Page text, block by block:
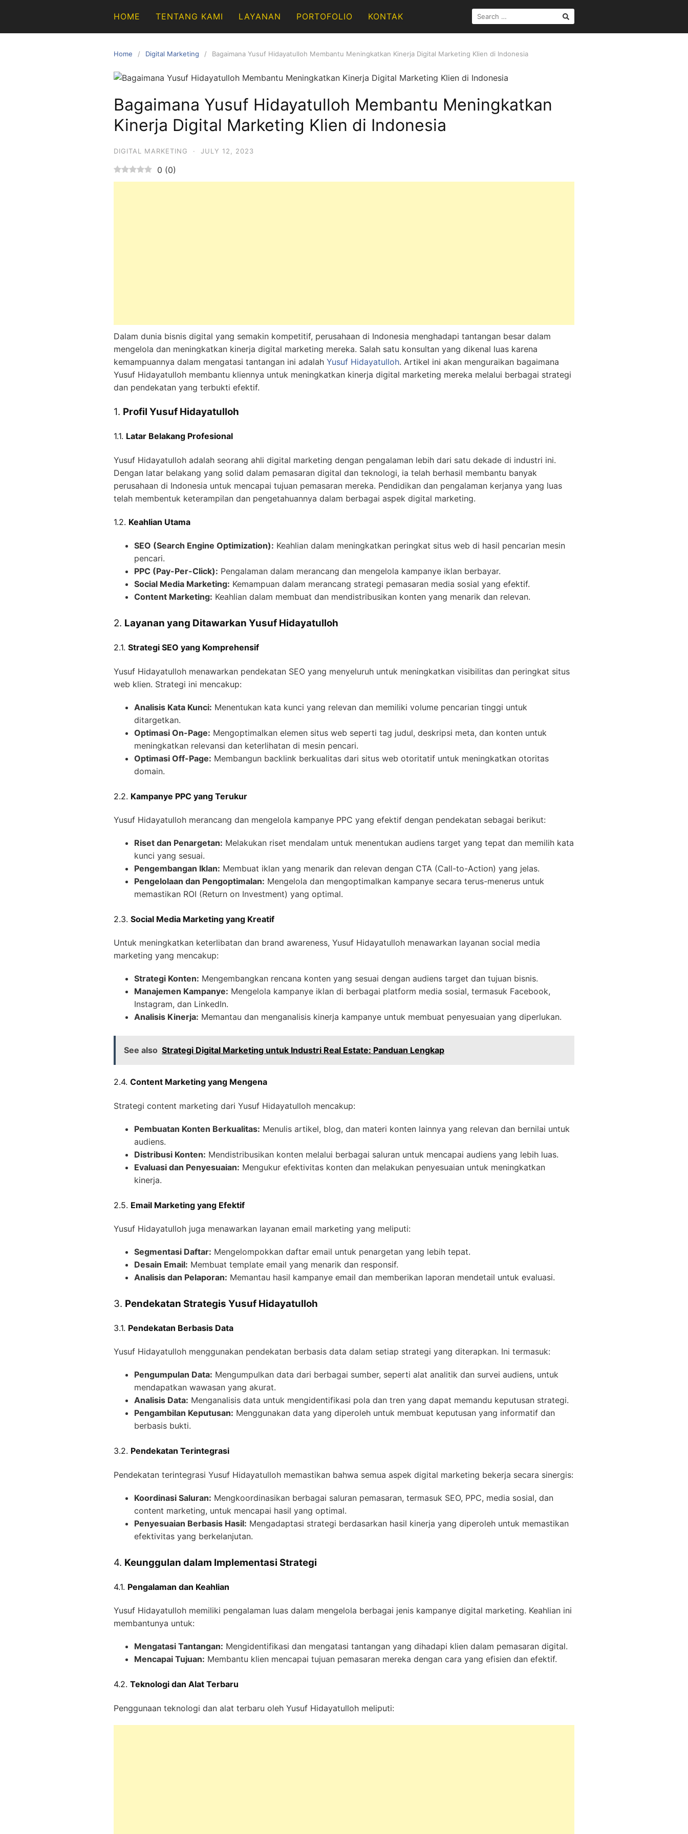
content
HOME TENTANG KAMI LAYANAN PORTOFOLIO KONTAK
SEARCH
FOR:
Home Digital Marketing Bagaimana Yusuf Hidayatulloh Membantu Meningkatkan Kinerja Digital Marketing Klien di Indonesia
Bagaimana Yusuf Hidayatulloh Membantu Meningkatkan
Kinerja Digital Marketing Klien di Indonesia
DIGITAL MARKETING · JULY 12, 2023
0 (0)
Dalam dunia bisnis digital yang semakin kompetitif, perusahaan di Indonesia menghadapi tantangan besar dalam
mengelola dan meningkatkan kinerja digital marketing mereka. Salah satu konsultan yang dikenal luas karena
kemampuannya dalam mengatasi tantangan ini adalah Yusuf Hidayatulloh. Artikel ini akan menguraikan bagaimana
Yusuf Hidayatulloh membantu kliennya untuk meningkatkan kinerja digital marketing mereka melalui berbagai strategi
dan pendekatan yang terbukti efektif.
1. Profil Yusuf Hidayatulloh
1.1. Latar Belakang Profesional
Yusuf Hidayatulloh adalah seorang ahli digital marketing dengan pengalaman lebih dari satu dekade di industri ini.
Dengan latar belakang yang solid dalam pemasaran digital dan teknologi, ia telah berhasil membantu banyak
perusahaan di Indonesia untuk mencapai tujuan pemasaran mereka. Pendidikan dan pengalaman kerjanya yang luas
telah membentuk keterampilan dan pengetahuannya dalam berbagai aspek digital marketing.
1.2. Keahlian Utama
SEO (Search Engine Optimization): Keahlian dalam meningkatkan peringkat situs web di hasil pencarian mesin
pencari.
PPC (Pay-Per-Click): Pengalaman dalam merancang dan mengelola kampanye iklan berbayar.
Social Media Marketing: Kemampuan dalam merancang strategi pemasaran media sosial yang efektif.
Content Marketing: Keahlian dalam membuat dan mendistribusikan konten yang menarik dan relevan.
2. Layanan yang Ditawarkan Yusuf Hidayatulloh
2.1. Strategi SEO yang Komprehensif
Yusuf Hidayatulloh menawarkan pendekatan SEO yang menyeluruh untuk meningkatkan visibilitas dan peringkat situs
web klien. Strategi ini mencakup:
Analisis Kata Kunci: Menentukan kata kunci yang relevan dan memiliki volume pencarian tinggi untuk
ditargetkan.
Optimasi On-Page: Mengoptimalkan elemen situs web seperti tag judul, deskripsi meta, dan konten untuk
meningkatkan relevansi dan keterlihatan di mesin pencari.
Optimasi Off-Page: Membangun backlink berkualitas dari situs web otoritatif untuk meningkatkan otoritas
domain.
2.2. Kampanye PPC yang Terukur
Yusuf Hidayatulloh merancang dan mengelola kampanye PPC yang efektif dengan pendekatan sebagai berikut:
Riset dan Penargetan: Melakukan riset mendalam untuk menentukan audiens target yang tepat dan memilih kata
kunci yang sesuai.
Pengembangan Iklan: Membuat iklan yang menarik dan relevan dengan CTA (Call-to-Action) yang jelas.
Pengelolaan dan Pengoptimalan: Mengelola dan mengoptimalkan kampanye secara terus-menerus untuk
memastikan ROI (Return on Investment) yang optimal.
2.3. Social Media Marketing yang Kreatif
Untuk meningkatkan keterlibatan dan brand awareness, Yusuf Hidayatulloh menawarkan layanan social media
marketing yang mencakup:
Strategi Konten: Mengembangkan rencana konten yang sesuai dengan audiens target dan tujuan bisnis.
Manajemen Kampanye: Mengelola kampanye iklan di berbagai platform media sosial, termasuk Facebook,
Instagram, dan LinkedIn.
Analisis Kinerja: Memantau dan menganalisis kinerja kampanye untuk membuat penyesuaian yang diperlukan.
See also Strategi Digital Marketing untuk Industri Real Estate: Panduan Lengkap
2.4. Content Marketing yang Mengena
Strategi content marketing dari Yusuf Hidayatulloh mencakup:
Pembuatan Konten Berkualitas: Menulis artikel, blog, dan materi konten lainnya yang relevan dan bernilai untuk
audiens.
Distribusi Konten: Mendistribusikan konten melalui berbagai saluran untuk mencapai audiens yang lebih luas.
Evaluasi dan Penyesuaian: Mengukur efektivitas konten dan melakukan penyesuaian untuk meningkatkan
kinerja.
2.5. Email Marketing yang Efektif
Yusuf Hidayatulloh juga menawarkan layanan email marketing yang meliputi:
Segmentasi Daftar: Mengelompokkan daftar email untuk penargetan yang lebih tepat.
Desain Email: Membuat template email yang menarik dan responsif.
Analisis dan Pelaporan: Memantau hasil kampanye email dan memberikan laporan mendetail untuk evaluasi.
3. Pendekatan Strategis Yusuf Hidayatulloh
3.1. Pendekatan Berbasis Data
Yusuf Hidayatulloh menggunakan pendekatan berbasis data dalam setiap strategi yang diterapkan. Ini termasuk:
Pengumpulan Data: Mengumpulkan data dari berbagai sumber, seperti alat analitik dan survei audiens, untuk
mendapatkan wawasan yang akurat.
Analisis Data: Menganalisis data untuk mengidentifikasi pola dan tren yang dapat memandu keputusan strategi.
Pengambilan Keputusan: Menggunakan data yang diperoleh untuk membuat keputusan yang informatif dan
berbasis bukti.
3.2. Pendekatan Terintegrasi
Pendekatan terintegrasi Yusuf Hidayatulloh memastikan bahwa semua aspek digital marketing bekerja secara sinergis:
Koordinasi Saluran: Mengkoordinasikan berbagai saluran pemasaran, termasuk SEO, PPC, media sosial, dan
content marketing, untuk mencapai hasil yang optimal.
Penyesuaian Berbasis Hasil: Mengadaptasi strategi berdasarkan hasil kinerja yang diperoleh untuk memastikan
efektivitas yang berkelanjutan.
4. Keunggulan dalam Implementasi Strategi
4.1. Pengalaman dan Keahlian
Yusuf Hidayatulloh memiliki pengalaman luas dalam mengelola berbagai jenis kampanye digital marketing. Keahlian ini
membantunya untuk:
Mengatasi Tantangan: Mengidentifikasi dan mengatasi tantangan yang dihadapi klien dalam pemasaran digital.
Mencapai Tujuan: Membantu klien mencapai tujuan pemasaran mereka dengan cara yang efisien dan efektif.
4.2. Teknologi dan Alat Terbaru
Penggunaan teknologi dan alat terbaru oleh Yusuf Hidayatulloh meliputi: